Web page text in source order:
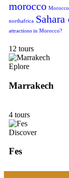
morocco
northafrica Sahara
attractions in Morocco?
12 tours
Eplore
Marrakech
4 tours
Discover
Fes